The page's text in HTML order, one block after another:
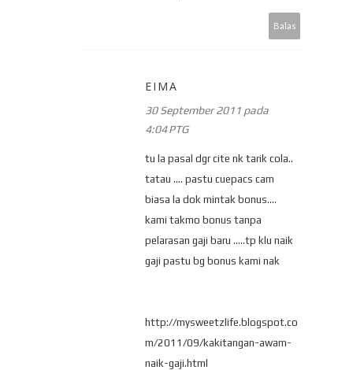
Balas
EIMA
30 September 2011 pada
4:04 PTG
tu la pasal dgr cite nk tarik cola..
tatau .... pastu cuepacs cam
biasa la dok mintak bonus....
kami takmo bonus tanpa
pelarasan gaji baru .....tp klu naik
gaji pastu bg bonus kami nak
http://mysweetzlife.blogspot.co
m/2011/09/kakitangan-awam-
naik-gaji.html